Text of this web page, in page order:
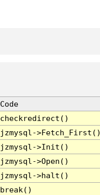
Code
checkredirect()
jzmysql-
jzmysql->Init()
jzmysql->Open()
jzmysql->halt()
break()